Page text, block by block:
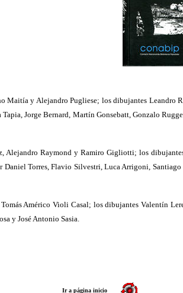
Maitía y Alejandro Pugliese; los dibujantes Leandro
Jorge Bernard, Martín Gonsebatt, Gonzalo
Raymond y Ramiro Gigliotti; los
Torres, Flavio Silvestri, Luca Arrigoni,
Américo Violi Casal; los dibujantes Valentín
y José Antonio Sasia.
Ir a página inicio